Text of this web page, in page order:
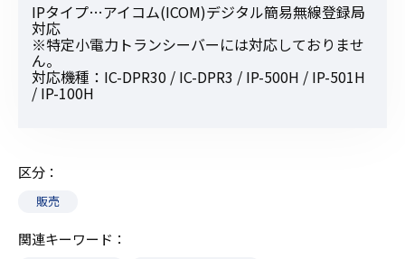
IPタイプ…アイコム(ICOM)デジタル簡易無線登録局
対応
※特定小電力トランシーバーには対応しておりませ
ん。
対応機種：IC-DPR30 / IC-DPR3 / IP-500H / IP-501H
/ IP-100H
区分
販売
関連キーワード